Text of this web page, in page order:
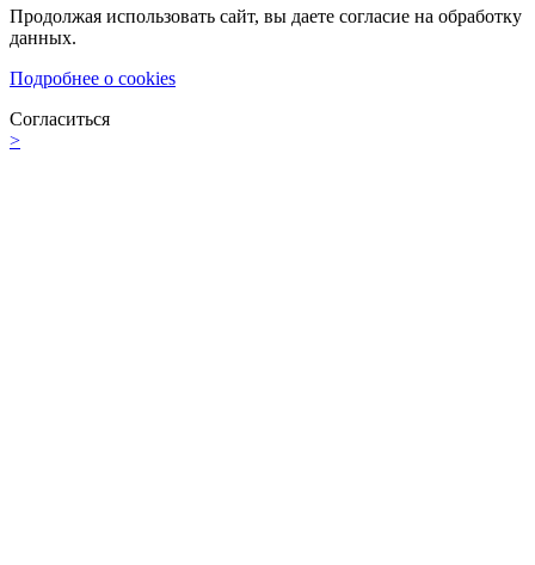
Продолжая использовать сайт, вы даете согласие на обработку
данных.
Подробнее о cookies
Согласиться
>